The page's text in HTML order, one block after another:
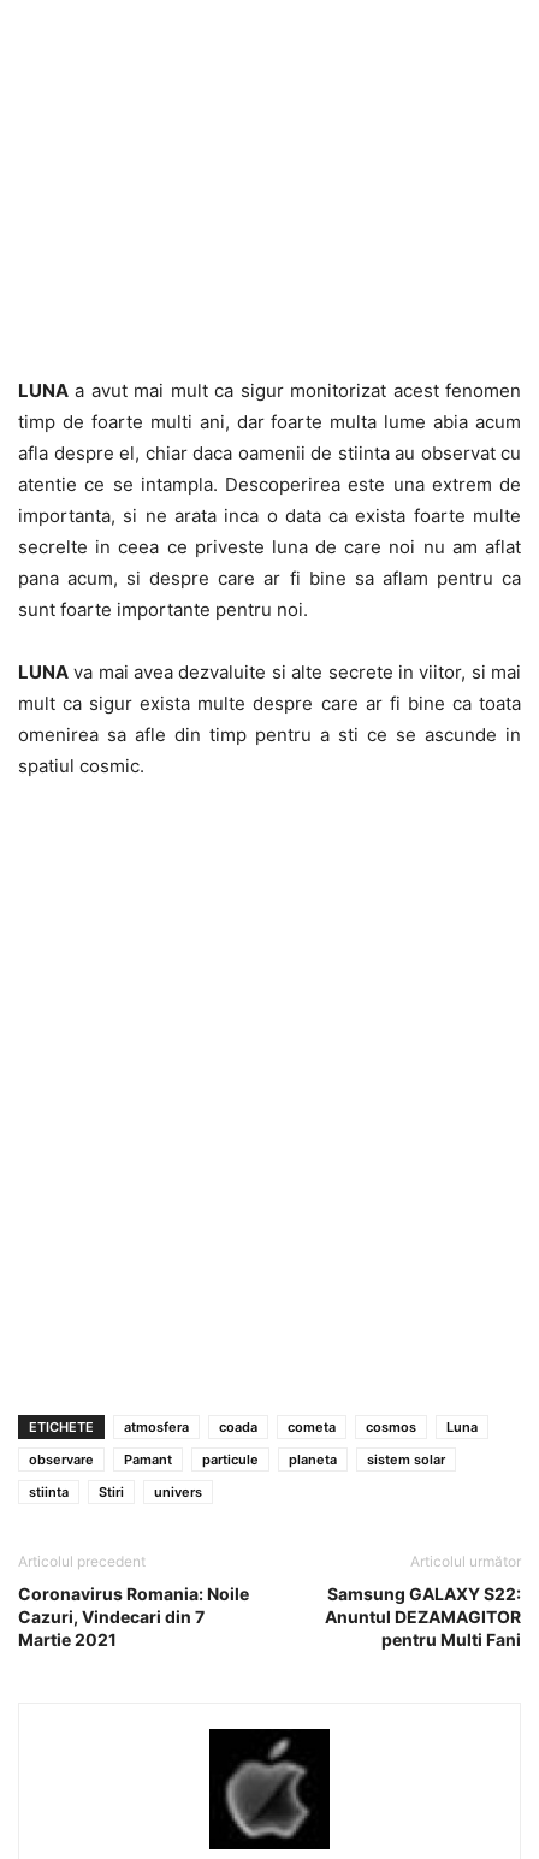
LUNA a avut mai mult ca sigur monitorizat acest fenomen
timp de foarte multi ani, dar foarte multa lume abia acum
afla despre el, chiar daca oamenii de stiinta au observat cu
atentie ce se intampla. Descoperirea este una extrem de
importanta, si ne arata inca o data ca exista foarte multe
secrelte in ceea ce priveste luna de care noi nu am aflat
pana acum, si despre care ar fi bine sa aflam pentru ca
sunt foarte importante pentru noi.
LUNA va mai avea dezvaluite si alte secrete in viitor, si mai
mult ca sigur exista multe despre care ar fi bine ca toata
omenirea sa afle din timp pentru a sti ce se ascunde in
spatiul cosmic.
ETICHETE atmosfera coada cometa cosmos
Luna
observare
Pamant particule planeta
sistem solar
stiinta
Stiri univers
Articolul precedent
Coronavirus Romania: Noile
Cazuri, Vindecari din 7
Martie 2021
Articolul următor
Samsung GALAXY S22:
Anuntul DEZAMAGITOR
pentru Multi Fani